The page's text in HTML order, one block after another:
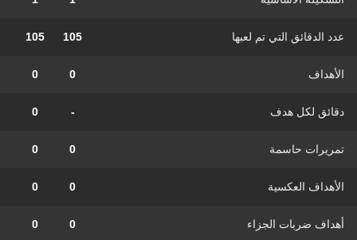
عدد الدقائق التي تم لعبها 105
105
الأهداف 0
0
دقائق لكل هدف -
0
تمريرات حاسمة 0
0
الأهداف العكسية 0
0
أهداف ضربات الجزاء 0
0